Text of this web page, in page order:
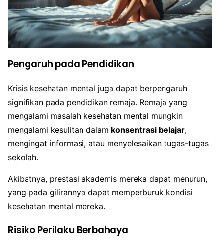
Pengaruh pada Pendidikan
Krisis kesehatan mental juga dapat berpengaruh
signifikan pada pendidikan remaja. Remaja yang
mengalami masalah kesehatan mental mungkin
mengalami kesulitan dalam konsentrasi belajar,
mengingat informasi, atau menyelesaikan tugas-tugas
sekolah.
Akibatnya, prestasi akademis mereka dapat menurun,
yang pada gilirannya dapat memperburuk kondisi
kesehatan mental mereka.
Risiko Perilaku Berbahaya